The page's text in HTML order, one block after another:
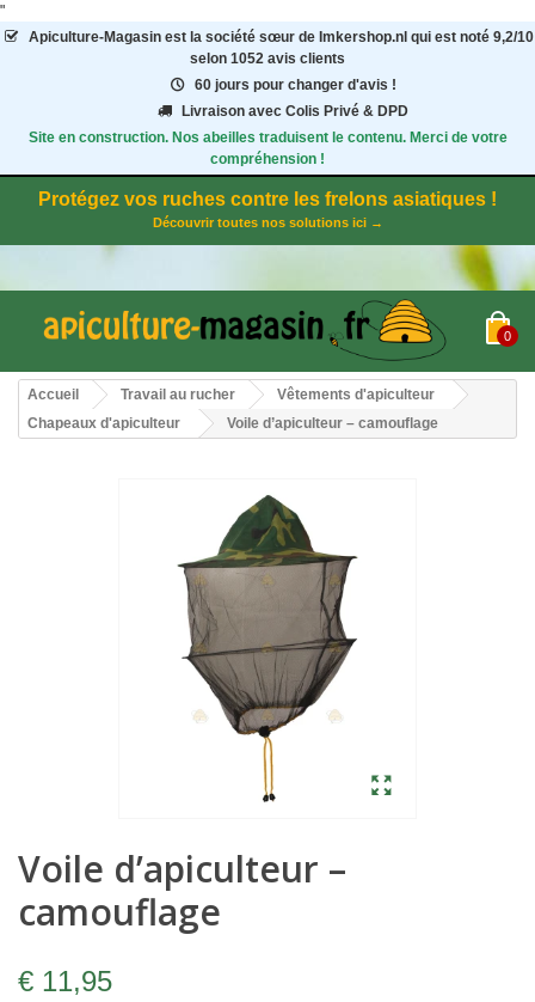
"
Apiculture-Magasinest la société sœur de Imkershop.nl qui est noté 9,2/10
selon 1052 avis clients
60 jours pour changer d'avis !
Livraison avec Colis Privé & DPD
Site en construction. Nos abeilles traduisent le contenu. Merci de votre
compréhension !
Protégez vos ruches contre les frelons asiatiques !
Découvrir toutes nos solutions ici →
0
Accueil Travail au rucher
Vêtements d'apiculteur
Chapeaux d'apiculteur
Voile d’apiculteur – camouflage
Voile d’apiculteur –
camouflage
€ 11,95